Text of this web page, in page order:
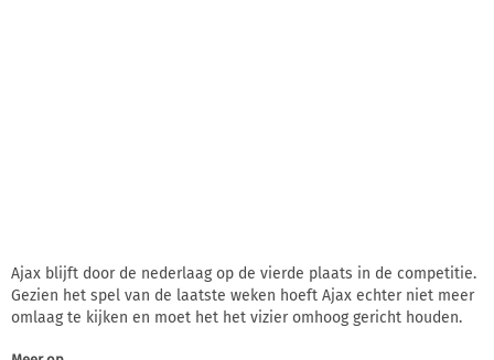
Ajax blijft door de nederlaag op de vierde plaats in de competitie.
Gezien het spel van de laatste weken hoeft Ajax echter niet meer
omlaag te kijken en moet het het vizier omhoog gericht houden.